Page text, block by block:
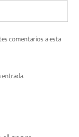
comentarios a esta
entrada.